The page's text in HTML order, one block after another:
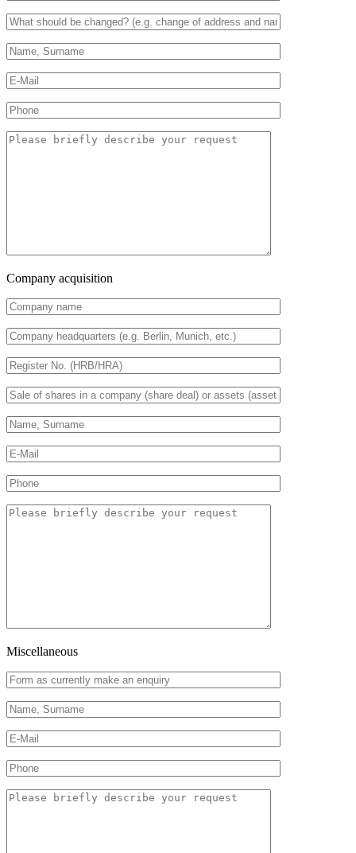
Company acquisition
Miscellaneous